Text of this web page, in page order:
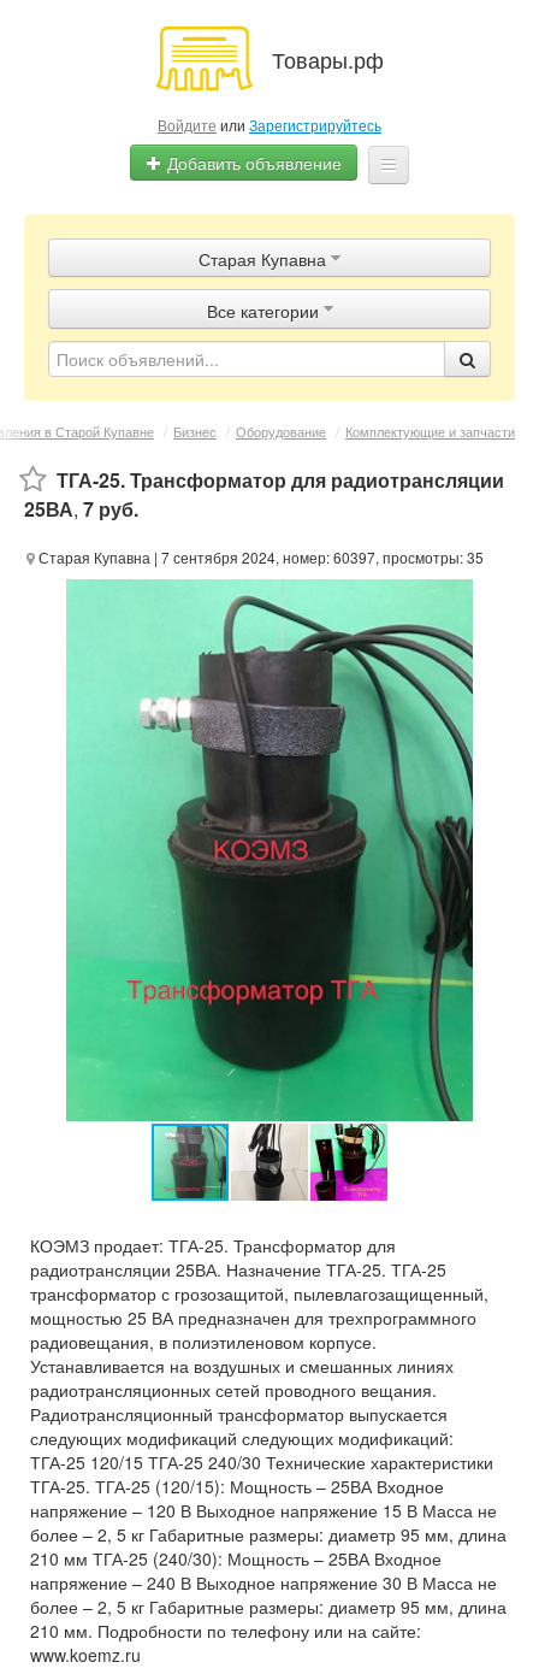
Товары.рф
Войдите или Зарегистрируйтесь
Добавить объявление
Объявления
Магазины
Контакты
Старая Купавна
Все категории
в Старой Купавне / Бизнес / Оборудование / Комплектующие и запчасти
ТГА-25. Трансформатор для радиотрансляции
25ВА, 7 руб.
Старая Купавна | 7 сентября 2024, номер: 60397, просмотры: 35
КОЭМЗ продает: ТГА-25. Трансформатор для
радиотрансляции 25ВА. Назначение ТГА-25. ТГА-25
трансформатор с грозозащитой, пылевлагозащищенный,
мощностью 25 ВА предназначен для трехпрограммного
радиовещания, в полиэтиленовом корпусе.
Устанавливается на воздушных и смешанных линиях
радиотрансляционных сетей проводного вещания.
Радиотрансляционный трансформатор выпускается
следующих модификаций следующих модификаций:
ТГА-25 120/15 ТГА-25 240/30 Технические характеристики
ТГА-25. ТГА-25 (120/15): Мощность – 25ВА Входное
напряжение – 120 В Выходное напряжение 15 В Масса не
более – 2, 5 кг Габаритные размеры: диаметр 95 мм, длина
210 мм ТГА-25 (240/30): Мощность – 25ВА Входное
напряжение – 240 В Выходное напряжение 30 В Масса не
более – 2, 5 кг Габаритные размеры: диаметр 95 мм, длина
210 мм. Подробности по телефону или на сайте:
www.koemz.ru